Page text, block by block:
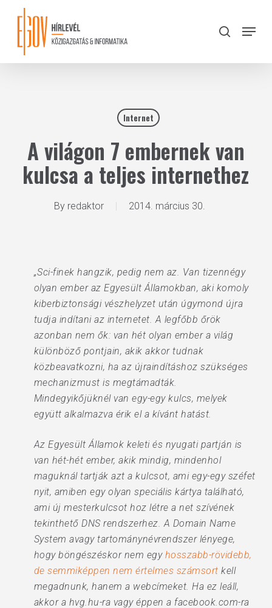
content
search
Menu
Internet
A világon 7 embernek van
kulcsa a teljes internethez
By redaktor 2014. március 30.
„Sci-finek hangzik, pedig nem az. Van tizennégy
olyan ember az Egyesült Államokban, aki komoly
kiberbiztonsági vészhelyzet után úgymond újra
tudja indítani az internetet. A legfőbb őrök
azonban nem ők: van hét olyan ember a világ
különböző pontjain, akik akkor tudnak
közbeavatkozni, ha az újraindításhoz szükséges
mechanizmust is megtámadták.
Mindegyikőjüknél van egy-egy kulcs, melyek
együtt alkalmazva érik el a kívánt hatást.
Az Egyesült Államok keleti és nyugati partján is
van hét-hét ember, akik mindig, mindenhol
maguknál tartják azt a kulcsot, ami egy-egy széfet
nyit, amiben egy olyan speciális kártya található,
ami új mesterkulcsot hoz létre a net szívének
tekinthető DNS rendszerhez. A Domain Name
System avagy tartománynévrendszer lényege,
hogy böngészéskor nem egy hosszabb-rövidebb,
de semmiképpen nem értelmes számsort kell
megadnunk, hanem a webcímeket. Ha ez leáll,
akkor a hvg.hu-ra vagy éppen a facebook.com-ra
Close